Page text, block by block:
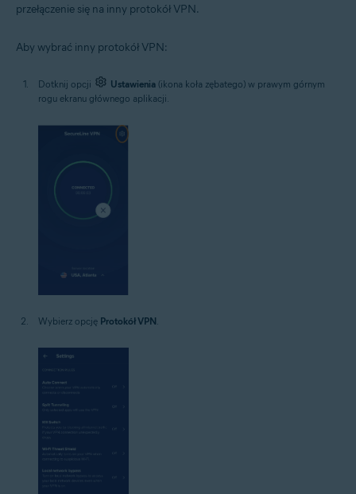
przełączenie się na inny protokół VPN.
Aby wybrać inny protokół VPN:
Dotknij opcji Ustawienia (ikona koła zębatego) w prawym górnym
rogu ekranu głównego aplikacji.
Wybierz opcję Protokół VPN.